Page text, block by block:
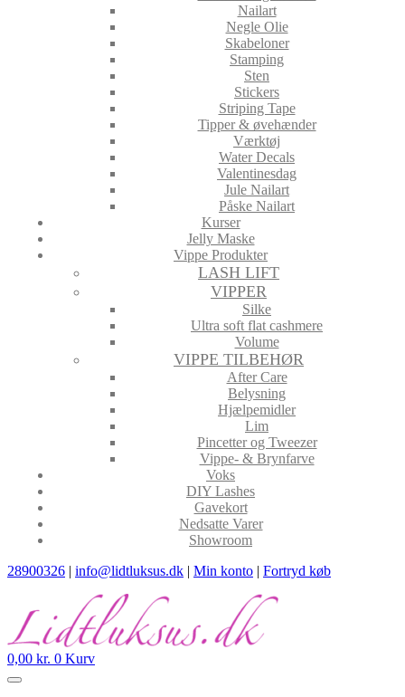
Nailart
Negle Olie
Skabeloner
Stamping
Sten
Stickers
Striping Tape
Tipper & øvehænder
Værktøj
Water Decals
Valentinesdag
Jule Nailart
Påske Nailart
Kurser
Jelly Maske
Vippe Produkter
LASH LIFT
VIPPER
Silke
Ultra soft flat cashmere
Volume
VIPPE TILBEHØR
After Care
Belysning
Hjælpemidler
Lim
Pincetter og Tweezer
Vippe- & Brynfarve
Voks
DIY Lashes
Gavekort
Nedsatte Varer
Showroom
28900326 | info@lidtluksus.dk | Min konto | Fortryd køb
0,00 kr. 0 Kurv